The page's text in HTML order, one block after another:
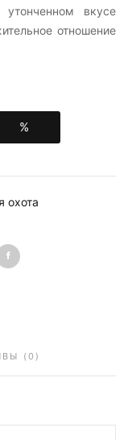
вкусе
отношение
%
охота
(0)